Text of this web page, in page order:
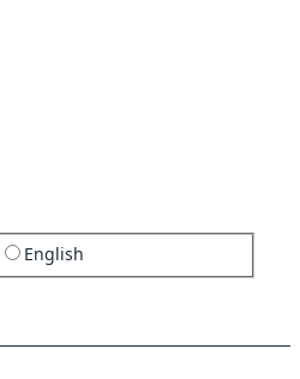
English